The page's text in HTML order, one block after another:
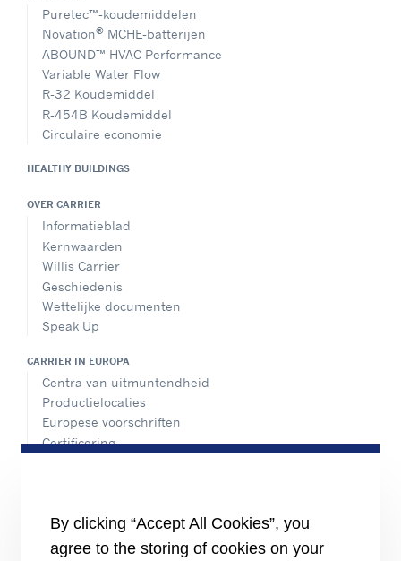
Puretec™-koudemiddelen
Novation® MCHE-batterijen
ABOUND™ HVAC Performance
Variable Water Flow
R-32 Koudemiddel
R-454B Koudemiddel
Circulaire economie
HEALTHY BUILDINGS
OVER CARRIER
Informatieblad
Kernwaarden
Willis Carrier
Geschiedenis
Wettelijke documenten
Speak Up
CARRIER IN EUROPA
Centra van uitmuntendheid
Productielocaties
Europese voorschriften
Certificering
BRONNEN
Brochures
By clicking “Accept All Cookies”, you
agree to the storing of cookies on your